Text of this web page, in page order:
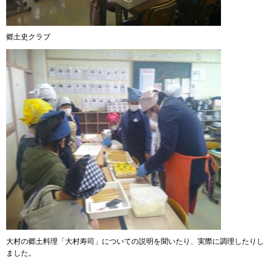
郷土史クラブ
大村の郷土料理「大村寿司」についての説明を聞いたり、実際に調理したりし
ました。